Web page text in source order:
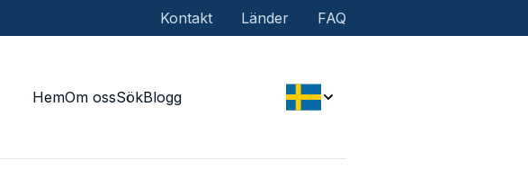
Kontakt Länder FAQ
HemOm ossSökBlogg